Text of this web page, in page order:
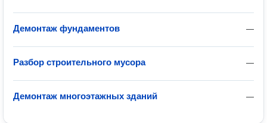
—
Демонтаж фундаментов
—
Разбор строительного мусора
—
Демонтаж многоэтажных зданий